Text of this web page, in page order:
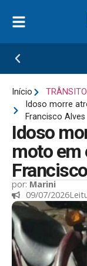
Início
TRÂNSITO
Idoso morre
Francisco Alves
Idoso
moto em
por:Marini
09/07/2026